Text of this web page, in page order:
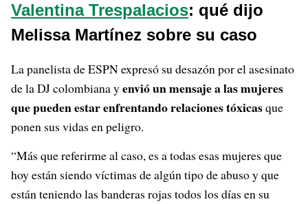
Valentina Trespalacios: qué dijo
Melissa Martínez sobre su caso
La panelista de ESPN expresó su desazón por el asesinato
de la DJ colombiana yenvió un mensaje a las mujeres
que pueden estar enfrentando relaciones tóxicasque
ponen sus vidas en peligro.
“Más que referirme al caso, es a todas esas mujeres que
hoy están siendo víctimas de algún tipo de abuso y que
están teniendo las banderas rojas todos los días en su